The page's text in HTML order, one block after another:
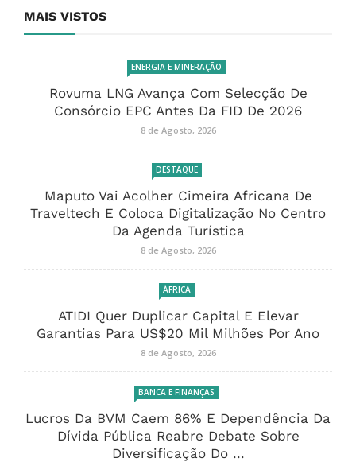
MAIS VISTOS
ENERGIA E MINERAÇÃO
Rovuma LNG Avança Com Selecção De
Consórcio EPC Antes Da FID De 2026
8 de Agosto, 2026
DESTAQUE
Maputo Vai Acolher Cimeira Africana De
Traveltech E Coloca Digitalização No Centro
Da Agenda Turística
8 de Agosto, 2026
ÁFRICA
ATIDI Quer Duplicar Capital E Elevar
Garantias Para US$20 Mil Milhões Por Ano
8 de Agosto, 2026
BANCA E FINANÇAS
Lucros Da BVM Caem 86% E Dependência Da
Dívida Pública Reabre Debate Sobre
Diversificação Do ...